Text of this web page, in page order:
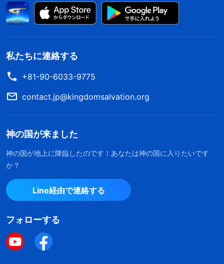
私たちに連絡する
+81-90-6033-9775
contact.jp@kingdomsalvation.org
神の国が来ました
神の国が地上に降臨したのです！あなたは神の国に入りたいです
か？
Line経由で連絡する
フォローする